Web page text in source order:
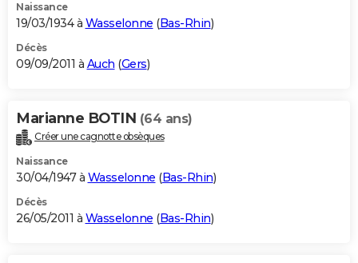
Naissance
19/03/1934 à Wasselonne (Bas-Rhin)
Décès
09/09/2011 à Auch (Gers)
Marianne BOTIN (64 ans)
Créer une cagnotte obsèques
Naissance
30/04/1947 à Wasselonne (Bas-Rhin)
Décès
26/05/2011 à Wasselonne (Bas-Rhin)